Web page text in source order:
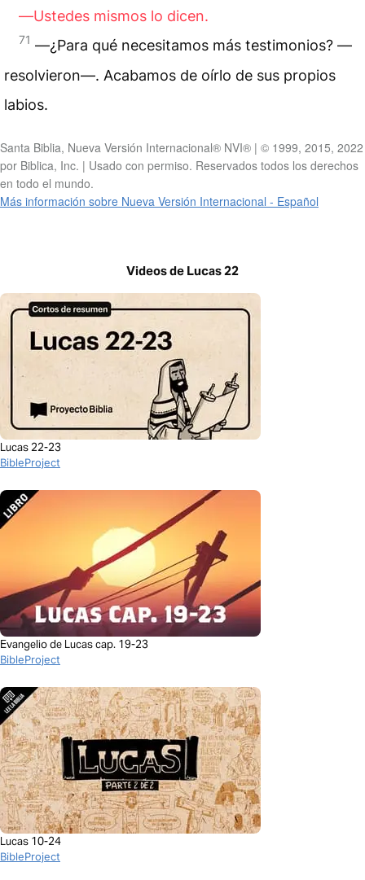
―Ustedes mismos lo dicen.
71 ―¿Para qué necesitamos más testimonios? —
resolvieron—. Acabamos de oírlo de sus propios
labios.
Santa Biblia, Nueva Versión Internacional® NVI® | © 1999, 2015, 2022
por Biblica, Inc. | Usado con permiso. Reservados todos los derechos
en todo el mundo.
Más información sobre Nueva Versión Internacional - Español
Videos de Lucas 22
Lucas 22-23
BibleProject
Evangelio de Lucas cap. 19-23
BibleProject
Lucas 10-24
BibleProject